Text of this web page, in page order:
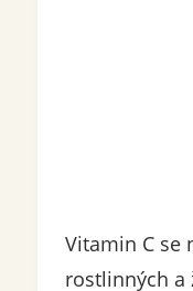
Vitamin C se
rostlinných a